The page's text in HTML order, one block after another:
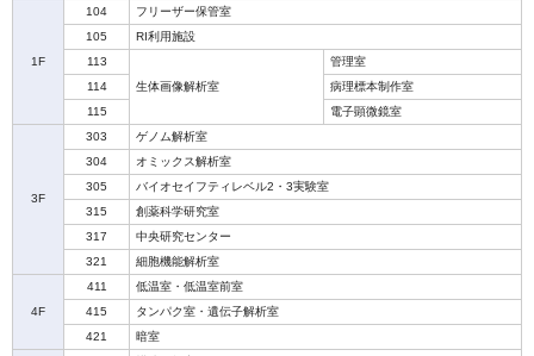
1F
104
フリーザー保管室
105
RI利用施設
113
生体画像解析室
管理室
114
病理標本制作室
115
電子顕微鏡室
3F
303
ゲノム解析室
304
オミックス解析室
305
バイオセイフティレベル2・3実験室
315
創薬科学研究室
317
中央研究センター
321
細胞機能解析室
4F
411
低温室・低温室前室
415
タンパク室・遺伝子解析室
421
暗室